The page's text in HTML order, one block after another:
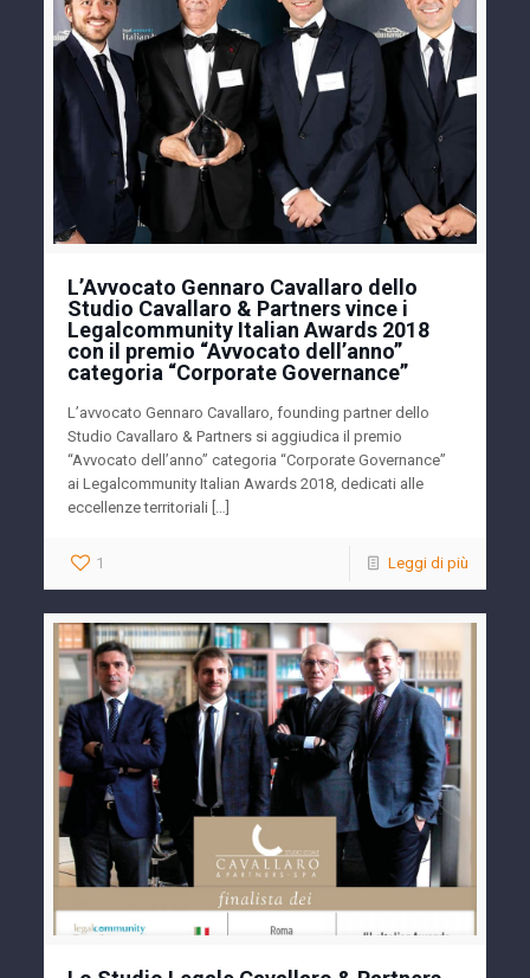
L’Avvocato Gennaro Cavallaro dello
Studio Cavallaro & Partners vince i
Legalcommunity Italian Awards 2018
con il premio “Avvocato dell’anno”
categoria “Corporate Governance”
L’avvocato Gennaro Cavallaro, founding partner dello
Studio Cavallaro & Partners si aggiudica il premio
“Avvocato dell’anno” categoria “Corporate Governance”
ai Legalcommunity Italian Awards 2018, dedicati alle
eccellenze territoriali […]
1 Leggi di più